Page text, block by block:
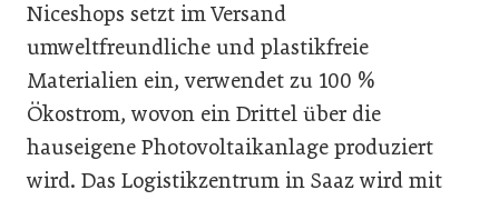
Niceshops setzt im Versand
umweltfreundliche und plastikfreie
Materialien ein, verwendet zu 100 %
Ökostrom, wovon ein Drittel über die
hauseigene Photovoltaikanlage produziert
wird. Das Logistikzentrum in Saaz wird mit